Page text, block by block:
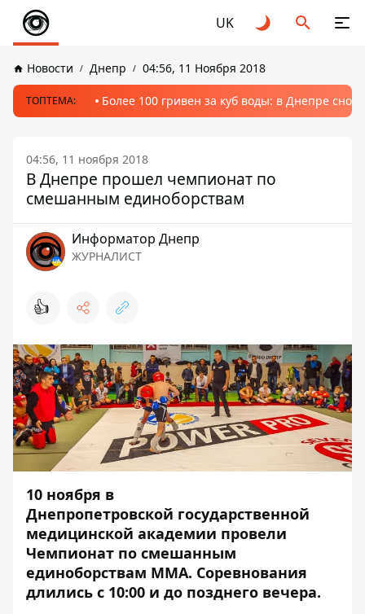
UK
Новости Днепр 04:56, 11 Ноября 2018
ТОПТЕМА: Более 100 гривен за куб воды: в Днепре
04:56, 11 ноября 2018
В Днепре прошел чемпионат по
смешанным единоборствам
Информатор Днепр
ЖУРНАЛИСТ
👍
10 ноября в
Днепропетровской государственной
медицинской академии провели
Чемпионат по смешанным
единоборствам ММА. Соревнования
длились с 10:00 и до позднего вечера.